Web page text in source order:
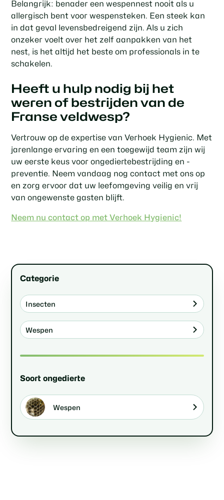
Categorie
Insecten
Wespen
Soort ongedierte
Wespen
Belangrijk: benader een wespennest nooit als u
allergisch bent voor wespensteken. Een steek kan
in dat geval levensbedreigend zijn. Als u zich
onzeker voelt over het zelf aanpakken van het
nest, is het altijd het beste om professionals in te
schakelen.
Heeft u hulp nodig bij het
weren of bestrijden van de
Franse veldwesp?
Vertrouw op de expertise van Verhoek Hygienic. Met
jarenlange ervaring en een toegewijd team zijn wij
uw eerste keus voor ongediertebestrijding en -
preventie. Neem vandaag nog contact met ons op
en zorg ervoor dat uw leefomgeving veilig en vrij
van ongewenste gasten blijft.
Neem nu contact op met Verhoek Hygienic!